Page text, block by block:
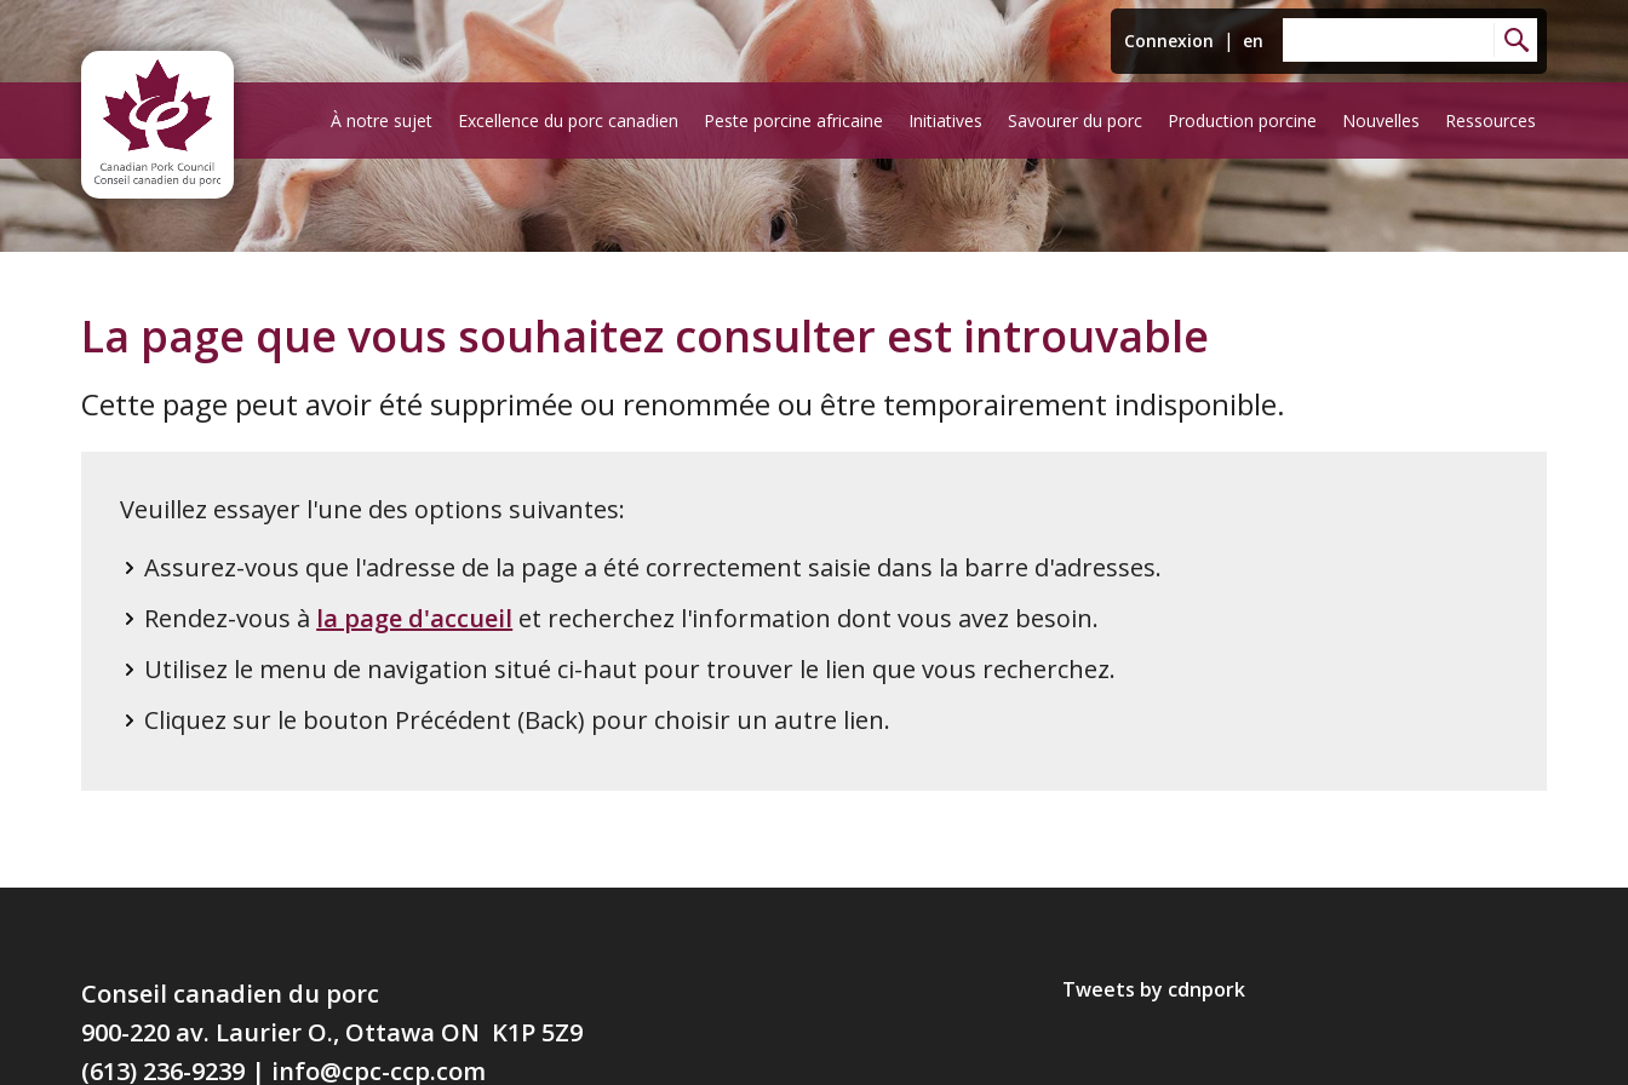
Connexion | en
À notre sujet Excellence du porc canadien Peste porcine africaine Initiatives Savourer du porc Production porcine Nouvelles Ressources
La page que vous souhaitez consulter est introuvable
Cette page peut avoir été supprimée ou renommée ou être temporairement indisponible.
Veuillez essayer l'une des options suivantes:
Assurez-vous que l'adresse de la page a été correctement saisie dans la barre d'adresses.
Rendez-vous à la page d'accueil et recherchez l'information dont vous avez besoin.
Utilisez le menu de navigation situé ci-haut pour trouver le lien que vous recherchez.
Cliquez sur le bouton Précédent (Back) pour choisir un autre lien.
Conseil canadien du porc
900-220 av. Laurier O., Ottawa ON K1P 5Z9
(613) 236-9239 | info@cpc-ccp.com
Tweets by cdnpork